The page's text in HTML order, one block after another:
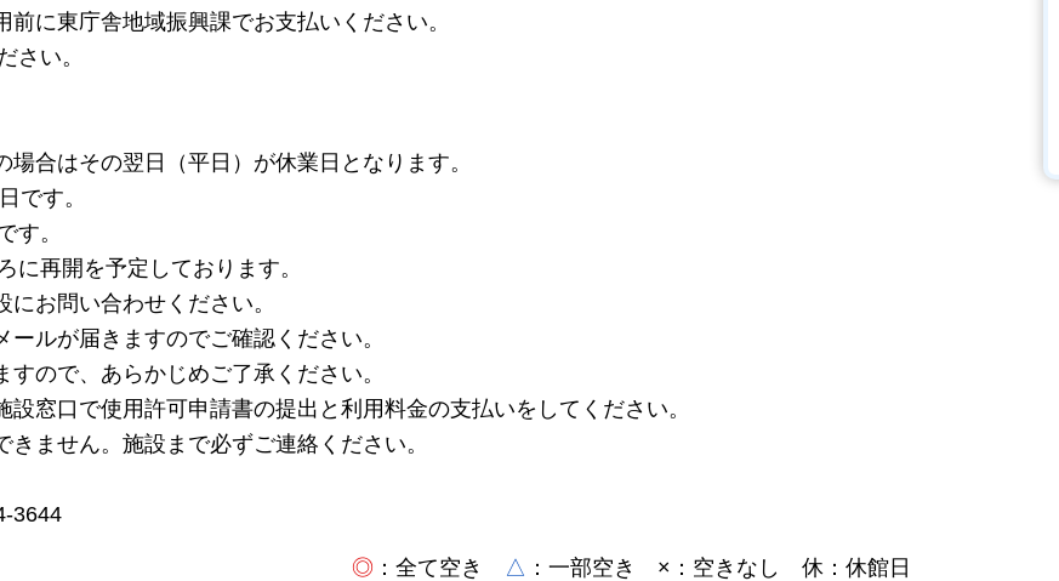
に東庁舎地域振興課でお支払いください。
い。
合はその翌日（平日）が休業日となります。
です。
す。
に再開を予定しております。
お問い合わせください。
ルが届きますのでご確認ください。
ので、あらかじめご了承ください。
窓口で使用許可申請書の提出と利用料金の支払いをしてください。
ません。施設まで必ずご連絡ください。
3644
◎ ：全て空き △ ：一部空き ×：空きなし 休：休館日